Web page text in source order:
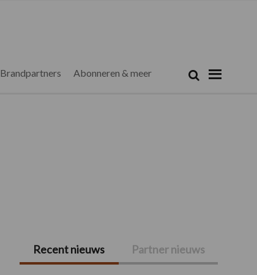
Brandpartners Abonneren & meer Zoek
Primaire
Recent nieuws Partner nieuws